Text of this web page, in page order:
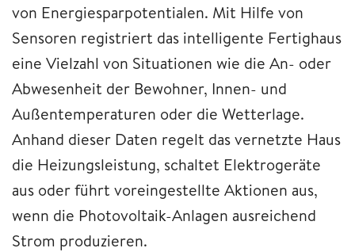
von Energiesparpotentialen. Mit Hilfe von
Sensoren registriert das intelligente Fertighaus
eine Vielzahl von Situationen wie die An- oder
Abwesenheit der Bewohner, Innen- und
Außentemperaturen oder die Wetterlage.
Anhand dieser Daten regelt das vernetzte Haus
die Heizungsleistung, schaltet Elektrogeräte
aus oder führt voreingestellte Aktionen aus,
wenn die Photovoltaik-Anlagen ausreichend
Strom produzieren.